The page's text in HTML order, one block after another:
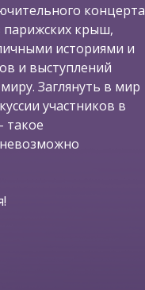
концерта
парижских крыш,
историями и
и выступлений
Заглянуть в мир
участников в
такое